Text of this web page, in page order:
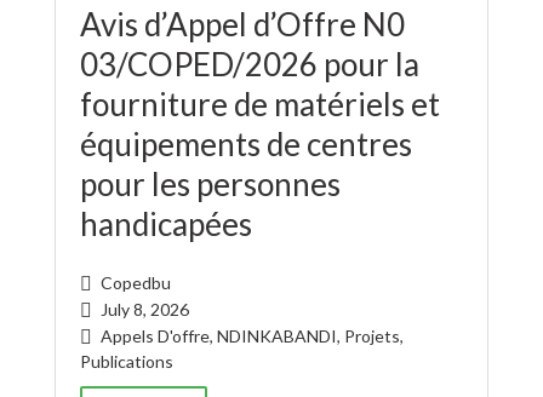
Avis d’Appel d’Offre N0
03/COPED/2026 pour la
fourniture de matériels et
équipements de centres
pour les personnes
handicapées
Copedbu
July 8, 2026
Appels D'offre, NDINKABANDI, Projets,
Publications